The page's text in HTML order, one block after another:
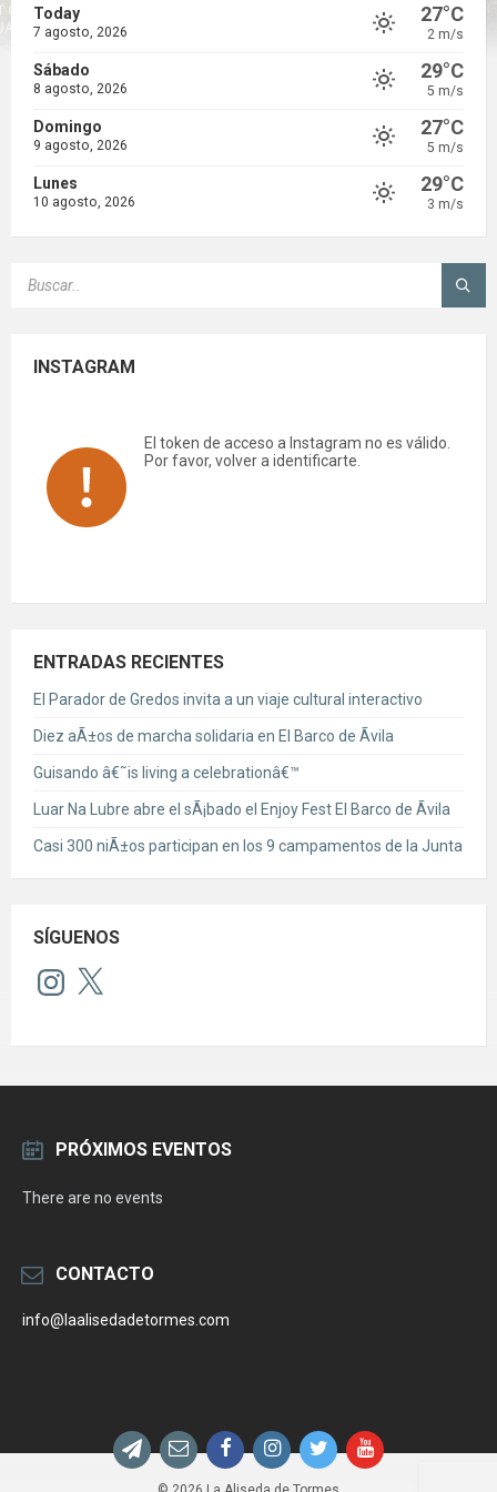
Today
7 agosto, 2026
27°C
2 m/s
Sábado
8 agosto, 2026
29°C
5 m/s
Domingo
9 agosto, 2026
27°C
5 m/s
Lunes
10 agosto, 2026
29°C
3 m/s
INSTAGRAM
El token de acceso a Instagram no es válido.
Por favor, volver a identificarte.
ENTRADAS RECIENTES
El Parador de Gredos invita a un viaje cultural interactivo
Diez aÃ±os de marcha solidaria en El Barco de Ãvila
Guisando â€˜is living a celebrationâ€™
Luar Na Lubre abre el sÃ¡bado el Enjoy Fest El Barco de Ãvila
Casi 300 niÃ±os participan en los 9 campamentos de la Junta
SÍGUENOS
Instagram
X
PRÓXIMOS EVENTOS
There are no events
CONTACTO
info@laalisedadetormes.com
EmailFacebookInstagramTwitterYouTube